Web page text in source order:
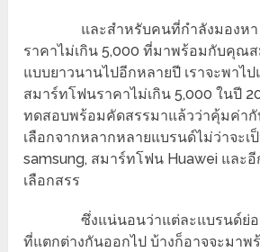
และสำหรับคนที่กำลังมองห
ราคาไม่เกิน 5,000 ที่มาพร้อมกับคุณ
แบบยาวนานไปอีกหลายปี เราจะพาไป
สมาร์ทโฟนราคาไม่เกิน 5,000 ในปี
ทดสอบพร้อมคัดสรรมาแล้วว่าคุ้มค่ากั
เลือกจากหลากหลายแบรนด์ไม่ว่าจะ
samsung, สมาร์ทโฟน Huawei และ
เลือกสรร
ซึ่งแน่นอนว่าแต่ละแบรนด์ย่
ที่แตกต่างกันออกไป บ้างก็อาจจะมาพ